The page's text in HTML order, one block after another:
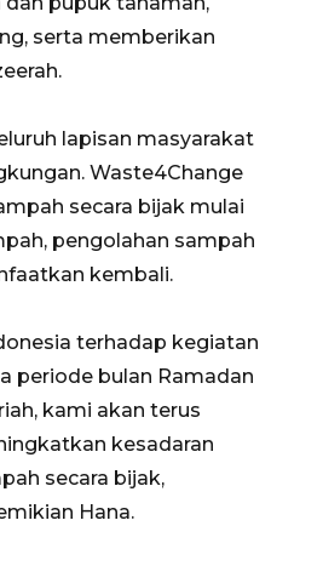
serta memberikan
lapisan masyarakat
Waste4Change
secara bijak mulai
pengolahan sampah
kembali.
terhadap kegiatan
periode bulan Ramadan
kami akan terus
kesadaran
secara bijak,
Hana.